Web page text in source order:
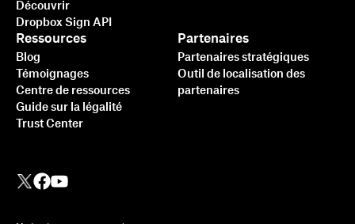
Découvrir
Dropbox Sign API
Ressources
Blog
Témoignages
Centre de ressources
Guide sur la légalité
Trust Center
Partenaires
Partenaires stratégiques
Outil de localisation des
partenaires